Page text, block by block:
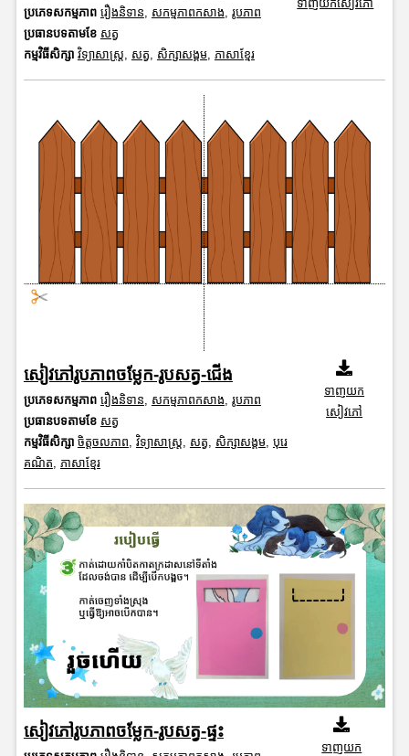
ប្រភេទសកម្មភាព រឿងនិទាន សកម្មភាពកសាង រូបភាព
ប្រធានបទតាមខែ សត្វ
កម្មវិធីសិក្សា វិទ្យាសាស្រ្ត សត្វ សិក្សាសង្គម, ភាសាខ្មែរ
ទាញយកសៀវភៅ
សៀវភៅរូបភាពចម្លែក-រូបសត្វ-ជើង
ប្រភេទសកម្មភាព រឿងនិទាន សកម្មភាពកសាង រូបភាព
ប្រធានបទតាមខែ សត្វ
កម្មវិធីសិក្សា ចិត្តចលភាព វិទ្យាសាស្រ្ត សត្វ សិក្សាសង្គម, បុរេ
គណិត ភាសាខ្មែរ
ទាញយក
សៀវភៅ
សៀវភៅរូបភាពចម្លែក-រូបសត្វ-ផ្ទះ
ទាញយក